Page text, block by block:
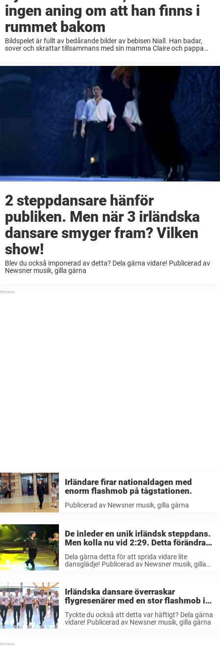
ingen aning om att han finns i
rummet bakom
Bildspelet är fullt av bedårande bilder av bebisen Niall. Han badar,
sover och skrattar tillsammans med sin mamma Claire och pappa
2 steppdansare hänför
publiken. Men när 3 irländska
dansare smyger fram? Vilken
show!
Blev du också imponerad av detta? Dela gärna vidare! Publicerad av
Newsner musik, gilla gärna
Irländare firar nationaldagen med
enorm flashmob på tågstationen.
Publicerad av Newsner musik, gilla gärna
De inleder en unik irländsk steppdans.
Men kolla nu vid 2:29. Detta förändrar
Dela gärna detta för att sprida vidare lite
dansglädje! Publicerad av Newsner musik, gilla
Irländska dansare överraskar
flygresenärer med en stor flashmob i
Tyckte du också att detta var häftigt? Dela gärna
vidare! Publicerad av Newsner musik, gilla gärna